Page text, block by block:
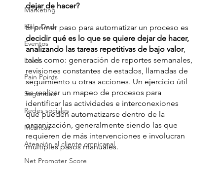
Marketing
Help Desk
Eventos
Leads
Pain Points
Seguridad
Redes sociales
Métricas
Atención al cliente omnicanal
Net Promoter Score
dejar de hacer?
El primer paso para automatizar un proceso es
decidir qué es lo que se quiere dejar de hacer,
analizando las tareas repetitivas de bajo valor,
tales como: generación de reportes semanales,
revisiones constantes de estados, llamadas de
seguimiento u otras acciones. Un ejercicio útil
es realizar un mapeo de procesos para
identificar las actividades e interconexiones
que pueden automatizarse dentro de la
organización, generalmente siendo las que
requieren de más intervenciones e involucran
múltiples pasos manuales.